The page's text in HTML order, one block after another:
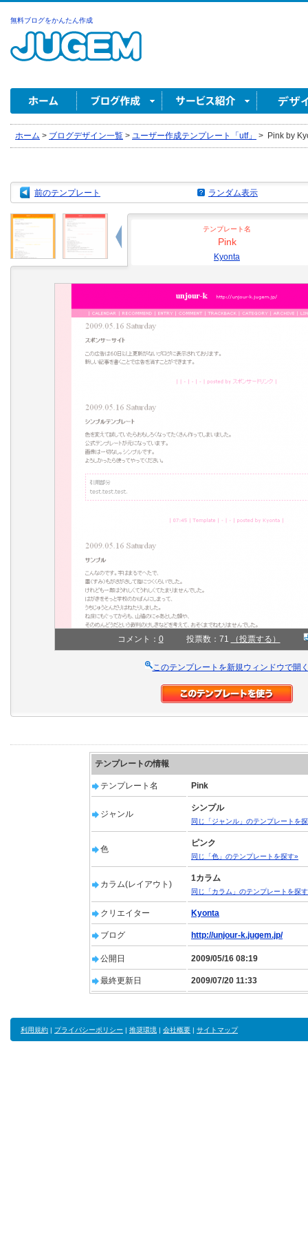
無料ブログをかんたん作成
ホーム > ブログデザイン一覧 > ユーザー作成テンプレート「utf」 > Pink by
前のテンプレート ランダム表示
テンプレート名
Pink
Kyonta
コメント： 0 投票数：71 （投票する）
このテンプレートを新規ウィンドウで開
テンプレートの情報
テンプレート名 Pink
ジャンル
シンプル
同じ「ジャンル」のテンプレートを
色
ピンク
同じ「色」のテンプレートを探す»
カラム(レイアウト)
1カラム
同じ「カラム」のテンプレートを探
クリエイター Kyonta
ブログ http://unjour-k.jugem.jp/
公開日 2009/05/16 08:19
最終更新日 2009/07/20 11:33
利用規約 | プライバシーポリシー | 推奨環境 | 会社概要 | サイトマップ